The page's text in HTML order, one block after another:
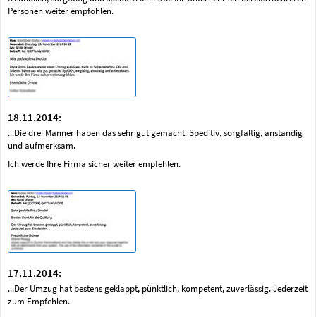
Personen weiter empfohlen.
18.11.2014:
...Die drei Männer haben das sehr gut gemacht. Speditiv, sorgfältig, anständig
und aufmerksam.
Ich werde Ihre Firma sicher weiter empfehlen.
17.11.2014:
...Der Umzug hat bestens geklappt, pünktlich, kompetent, zuverlässig. Jederzeit
zum Empfehlen.